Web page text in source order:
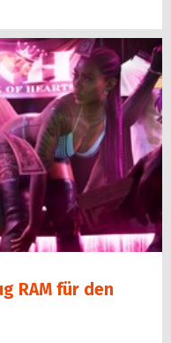
RAM für den